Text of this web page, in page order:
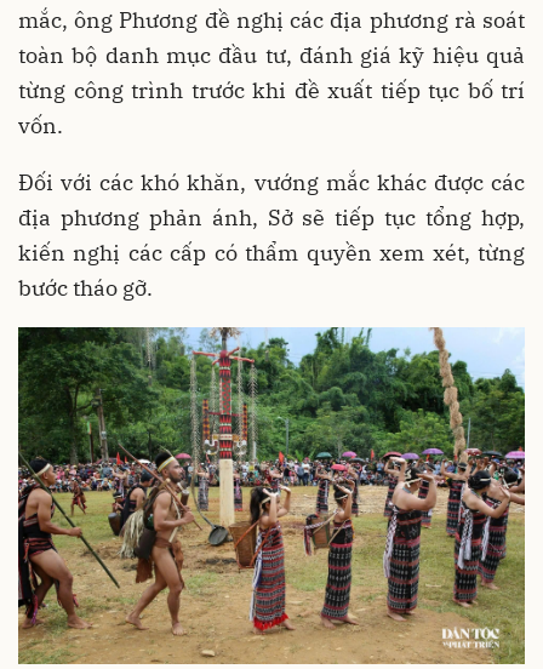
mắc, ông Phương đề nghị các địa phương rà soát
toàn bộ danh mục đầu tư, đánh giá kỹ hiệu quả
từng công trình trước khi đề xuất tiếp tục bố trí
vốn.
Đối với các khó khăn, vướng mắc khác được các
địa phương phản ánh, Sở sẽ tiếp tục tổng hợp,
kiến nghị các cấp có thẩm quyền xem xét, từng
bước tháo gỡ.